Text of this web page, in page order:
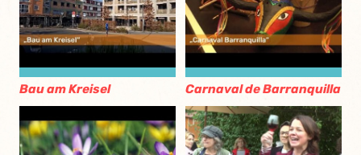
Bau am Kreisel Carnaval de Barranquilla